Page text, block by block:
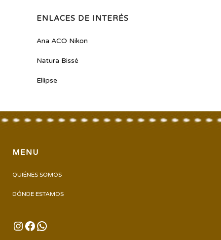
ENLACES DE INTERÉS
Ana ACO Nikon
Natura Bissé
Ellipse
MENU
QUIÉNES SOMOS
DÓNDE ESTAMOS
INSTAGRAM
FACEBOOK
WHATSAPP